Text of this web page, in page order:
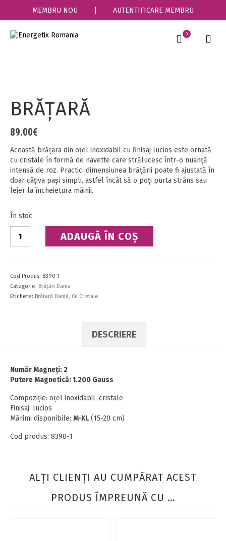
MEMBRU NOU AUTENTIFICARE MEMBRU
0
BRĂȚARĂ
89.00€
Această brățara din oțel inoxidabil cu finisaj lucios este ornată
cu cristale în formă de navette care strălucesc într-o nuanță
intensă de roz. Practic: dimensiunea brățării poate fi ajustată în
doar câțiva pași simpli, astfel încât să o poți purta strâns sau
lejer la încheietura mâinii.
În stoc
Brățară
ADAUGĂ ÎN COȘ
Cod Produs: 8390-1
Categorie: Brăţări Dama
Etichete: Brăţară Damă, Cu Cristale
DESCRIERE
Număr Magneţi: 2
Putere Magnetică: 1.200 Gauss
Compoziţie: oţel inoxidabil, cristale
Finisaj: lucios
Mărimi disponibile: M-XL (15-20 cm)
Cod produs: 8390-1
ALŢI CLIENŢI AU CUMPĂRAT ACEST
PRODUS ÎMPREUNĂ CU …